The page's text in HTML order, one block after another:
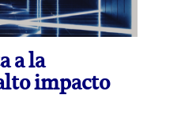
a la
impacto